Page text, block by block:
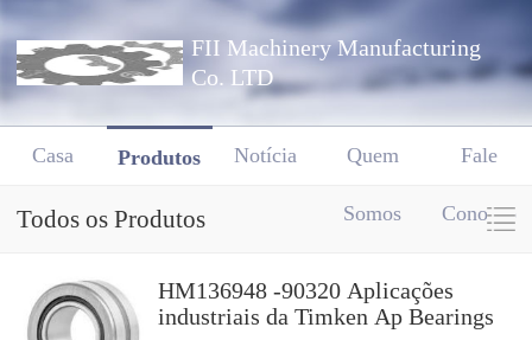
FII Machinery Manufacturing
Co. LTD
Casa Produtos Notícia Quem
Somos
Fale
Conosco
Todos os Produtos
HM136948 -90320 Aplicações
industriais da Timken Ap Bearings